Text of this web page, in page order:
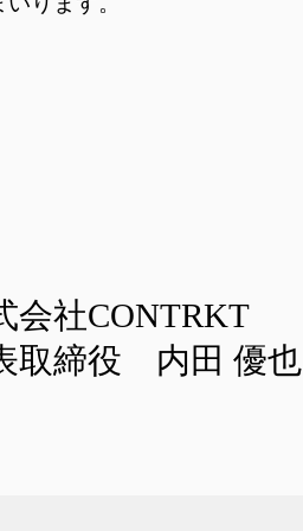
会社CONTRKT
取締役 内田 優也